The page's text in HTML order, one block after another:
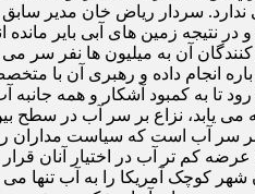
ندارد. سردار ریاض خان مدیر
و در نتیجه زمین های آبی بایر
آن به میلیون ها نفر سر می
باره انجام داده و رهبری آن با
به کمبود آشکار و همه جانبه
یابد، نزاع بر سر آب در سطح
سر آب است که سیاست مداران
کم تر آب در اختیار آنان
شهر کوچک آمریکا را به آب تنها